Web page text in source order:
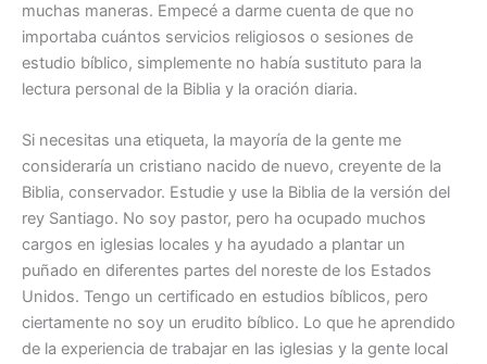
muchas maneras. Empecé a darme cuenta de que no
importaba cuántos servicios religiosos o sesiones de
estudio bíblico, simplemente no había sustituto para la
lectura personal de la Biblia y la oración diaria.
Si necesitas una etiqueta, la mayoría de la gente me
consideraría un cristiano nacido de nuevo, creyente de la
Biblia, conservador. Estudie y use la Biblia de la versión del
rey Santiago. No soy pastor, pero ha ocupado muchos
cargos en iglesias locales y ha ayudado a plantar un
puñado en diferentes partes del noreste de los Estados
Unidos. Tengo un certificado en estudios bíblicos, pero
ciertamente no soy un erudito bíblico. Lo que he aprendido
de la experiencia de trabajar en las iglesias y la gente local